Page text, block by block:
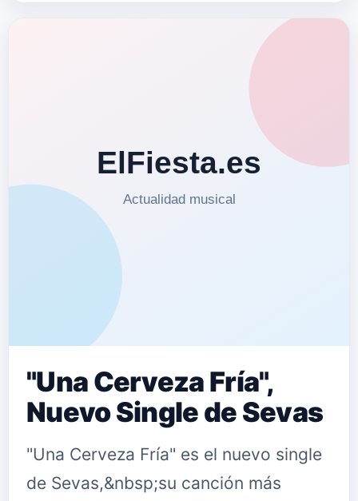
"Una Cerveza Fría",
Nuevo Single de Sevas
"Una Cerveza Fría" es el nuevo single
de Sevas,&nbsp;su canción más